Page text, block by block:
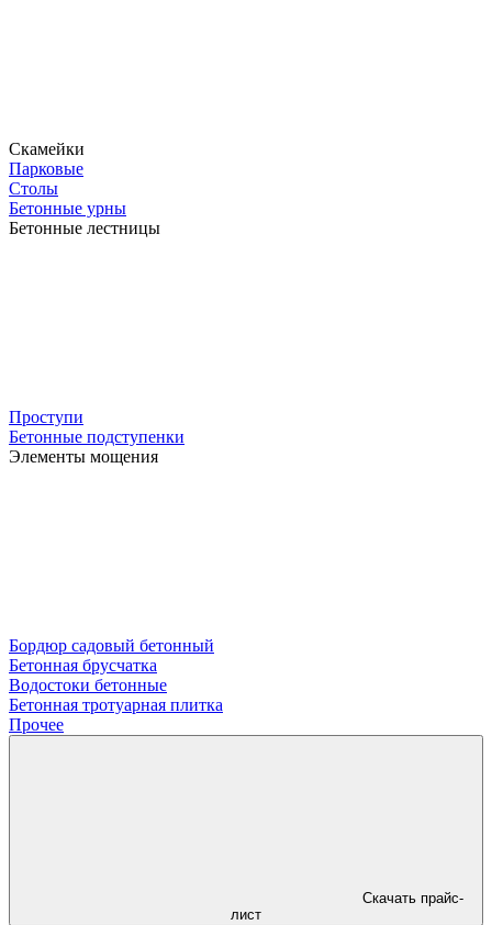
Скамейки
Парковые
Столы
Бетонные урны
Бетонные лестницы
Проступи
Бетонные подступенки
Элементы мощения
Бордюр садовый бетонный
Бетонная брусчатка
Водостоки бетонные
Бетонная тротуарная плитка
Прочее
Скачать прайс-
лист